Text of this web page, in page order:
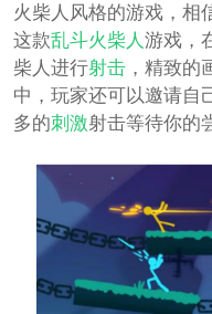
火柴人风格的游戏，相
这款乱斗火柴人游戏，
柴人进行射击，精致的
中，玩家还可以邀请自
多的刺激射击等待你的